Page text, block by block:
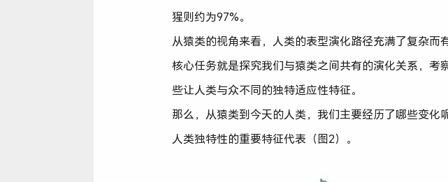
猩则约为97%。
从猿类的视角来看，人类的表型演化路径充满了复杂
核心任务就是探究我们与猿类之间共有的演化关系，
些让人类与众不同的独特适应性特征。
那么，从猿类到今天的人类，我们主要经历了哪些变
人类独特性的重要特征代表（图2）。